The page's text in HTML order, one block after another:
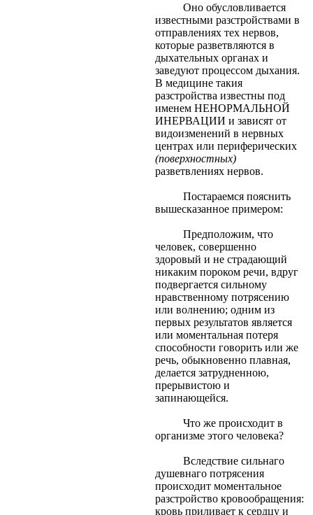
Оно обусловливается
известными разстройствами в
отправлениях тех нервов,
которые разветвляются в
дыхательных органах и
заведуют процессом дыхания.
В медицине такия
разстройства известны под
именем НЕНОРМАЛЬНОЙ
ИНЕРВАЦИИ и зависят от
видоизменений в нервных
центрах или периферических
(поверхностных)
разветвлениях нервов.
Постараемся пояснить
вышесказанное примером:
Предположим, что
человек, совершенно
здоровый и не страдающий
никаким пороком речи, вдруг
подвергается сильному
нравственному потрясению
или волнению; одним из
первых результатов является
или моментальная потеря
способности говорить или же
речь, обыкновенно плавная,
делается затрудненною,
прерывистою и
запинающейся.
Что же происходит в
организме этого человека?
Вследствие сильнаго
душевнаго потрясения
происходит моментальное
разстройство кровообращения:
кровь приливает к сердцу и